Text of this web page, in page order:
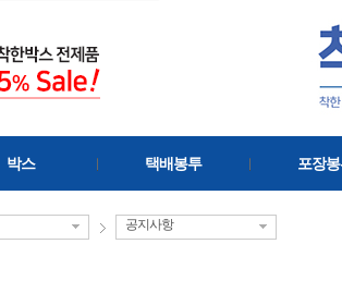
박스 택배봉투 포장
공지사항